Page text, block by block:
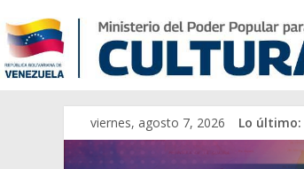
viernes, agosto 7, 2026 Lo último: